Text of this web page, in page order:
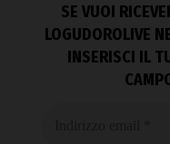
SE VUOI
LOGUDOROLIVE
INSERISCI IL